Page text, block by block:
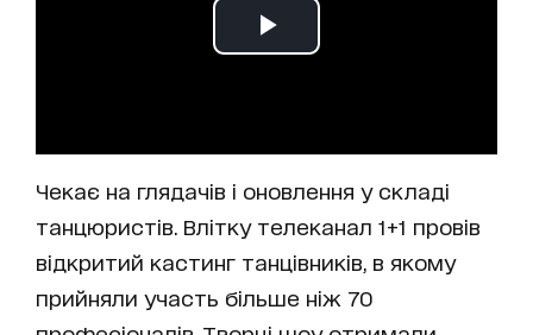
Чекає на глядачів і оновлення у складі
танцюристів. Влітку телеканал 1+1 провів
відкритий кастинг танцівників, в якому
прийняли участь більше ніж 70